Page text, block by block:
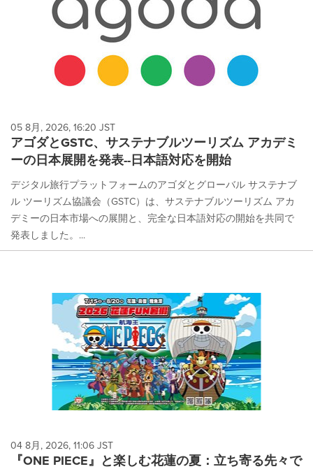
05 8月, 2026, 16:20 JST
アゴダとGSTC、サステナブルツーリズム アカデミ
ーの日本展開を発表--日本語対応を開始
デジタル旅行プラットフォームのアゴダとグローバル サステナブ
ル ツーリズム協議会（GSTC）は、サステナブルツーリズム アカ
デミーの日本市場への展開と、完全な日本語対応の開始を共同で
発表しました。...
04 8月, 2026, 11:06 JST
『ONE PIECE』と楽しむ花蓮の夏：立ち寄る先々で